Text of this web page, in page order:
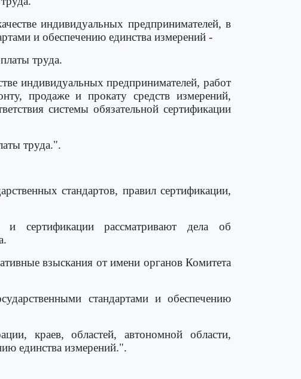
индивидуальных предпринимателей, в
и обеспечению единства измерений -
труда.
индивидуальных предпринимателей, работ
продаже и прокату средств измерений,
системы обязательной сертификации
труда.".
стандартов, правил сертификации,
и сертификации рассматривают дела об
взыскания от имени органов Комитета
стандартами и обеспечению
краев, областей, автономной области,
единства измерений.".